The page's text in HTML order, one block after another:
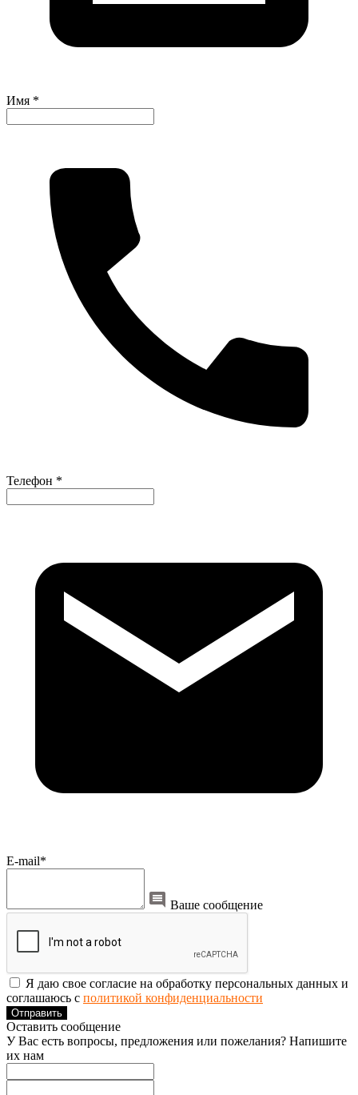
Имя *
Телефон *
E-mail*
Ваше сообщение
Я даю свое согласие на обработку персональных данных и
соглашаюсь с политикой конфиденциальности
Отправить
Оставить сообщение
У Вас есть вопросы, предложения или пожелания? Напишите
их нам